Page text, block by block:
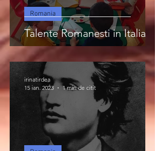
Talente Romanesti in Italia
Romania
irinatirdea
15 ian. 2023
1 min de citit